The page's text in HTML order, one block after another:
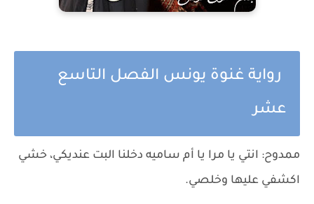
رواية غنوة يونس الفصل التاسع
عشر
ممدوح: انتي يا مرا يا أم ساميه دخلنا البت عنديكي، خشي
اكشفي عليها وخلصي.